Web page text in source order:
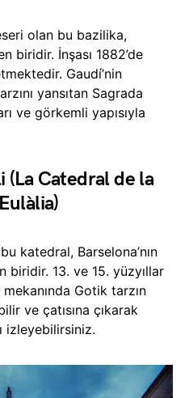
olan bu bazilika,
biridir. İnşası 1882’de
Gaudí’nin
yansıtan Sagrada
ve görkemli yapısıyla
(La Catedral de la
katedral, Barselona’nın
biridir. 13. ve 15. yüzyıllar
Gotik tarzın
ve çatısına çıkarak
izleyebilirsiniz.